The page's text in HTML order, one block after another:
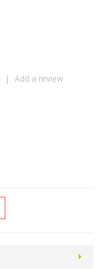
| Add a review